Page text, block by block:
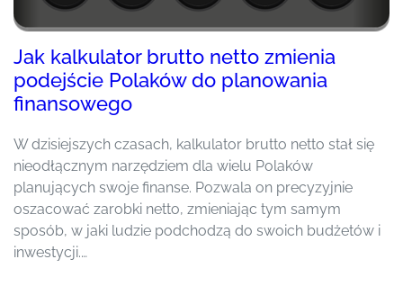
Jak kalkulator brutto netto zmienia
podejście Polaków do planowania
finansowego
W dzisiejszych czasach, kalkulator brutto netto stał się
nieodłącznym narzędziem dla wielu Polaków
planujących swoje finanse. Pozwala on precyzyjnie
oszacować zarobki netto, zmieniając tym samym
sposób, w jaki ludzie podchodzą do swoich budżetów i
inwestycji.…